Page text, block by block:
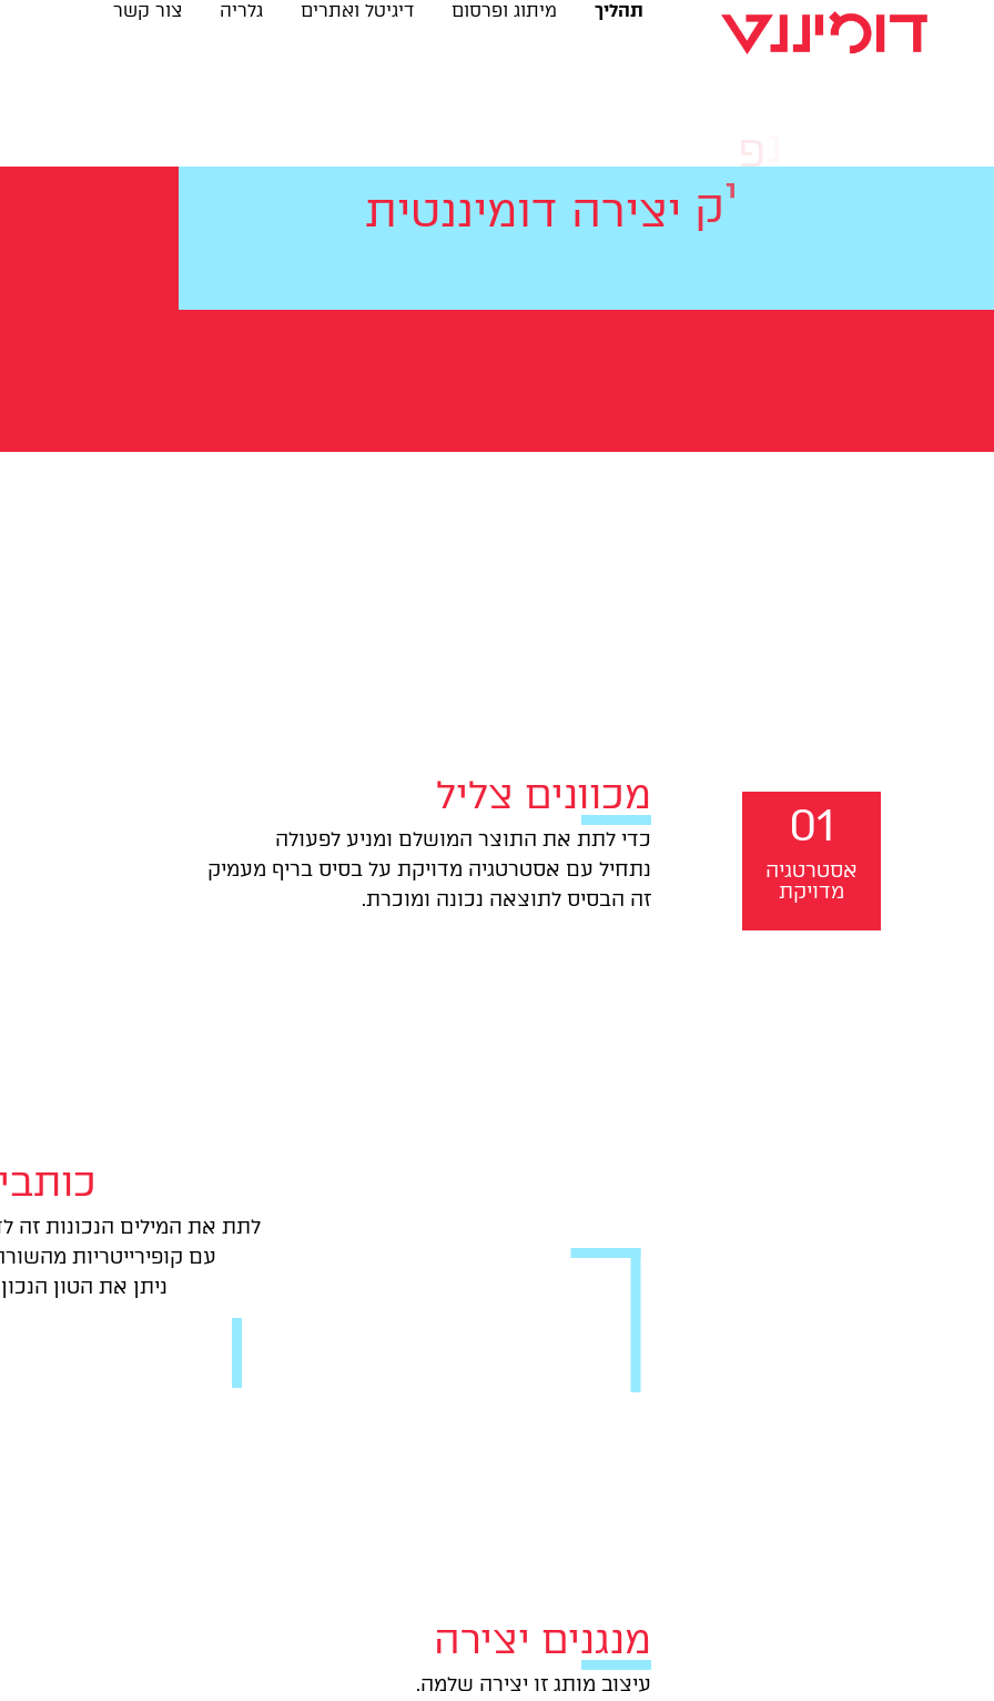
תהליך מיתוג ופרסום דיגיטל ואתרים גלריה צור קשר
ת
01
אסטרטגיה
מדויקת
מכוונים צליל
כדי לתת את התוצר המושלם ומניע לפעולה
נתחיל עם אסטרטגיה מדויקת על בסיס בריף מעמיק
זה הבסיס לתוצאה נכונה ומוכרת.
לתת את המילים הנכונות זה
עם קופירייטריות
ניתן את הטון
מנגנים יצירה
עיצוב מותג זו יצירה שלמה.